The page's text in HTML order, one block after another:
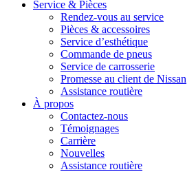
Service & Pièces
Rendez-vous au service
Pièces & accessoires
Service d’esthétique
Commande de pneus
Service de carrosserie
Promesse au client de Nissan
Assistance routière
À propos
Contactez-nous
Témoignages
Carrière
Nouvelles
Assistance routière